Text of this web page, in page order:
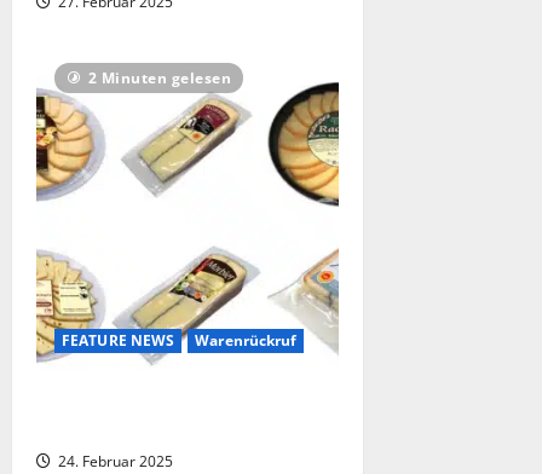
2 Minuten gelesen
FEATURE NEWS Warenrückruf
24. Februar 2025